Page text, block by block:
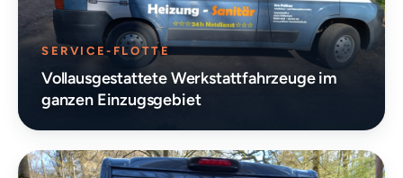
SERVICE-FLOTTE
Vollausgestattete Werkstatt­fahrzeuge im
ganzen Einzugsgebiet